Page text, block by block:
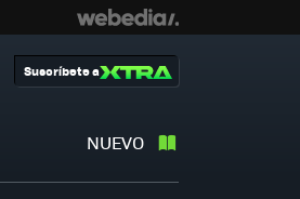
NUEVO
Suscríbete a